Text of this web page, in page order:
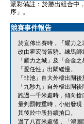
派彩備註：於勝出組合中
序」。
競賽事件報告
於宣佈出賽時，「耀力
改由霍宏聲策騎。練馬師
「耀力之城」及「合金
「愛任性」出閘緩慢。
「非池」自大外檔出閘
「九秒九」自外檔出閘
跑過一千米處時，傾向
量判罰輕重時，小組發
其後於中段持續搶口。
過了八百米處後，「鴻圖